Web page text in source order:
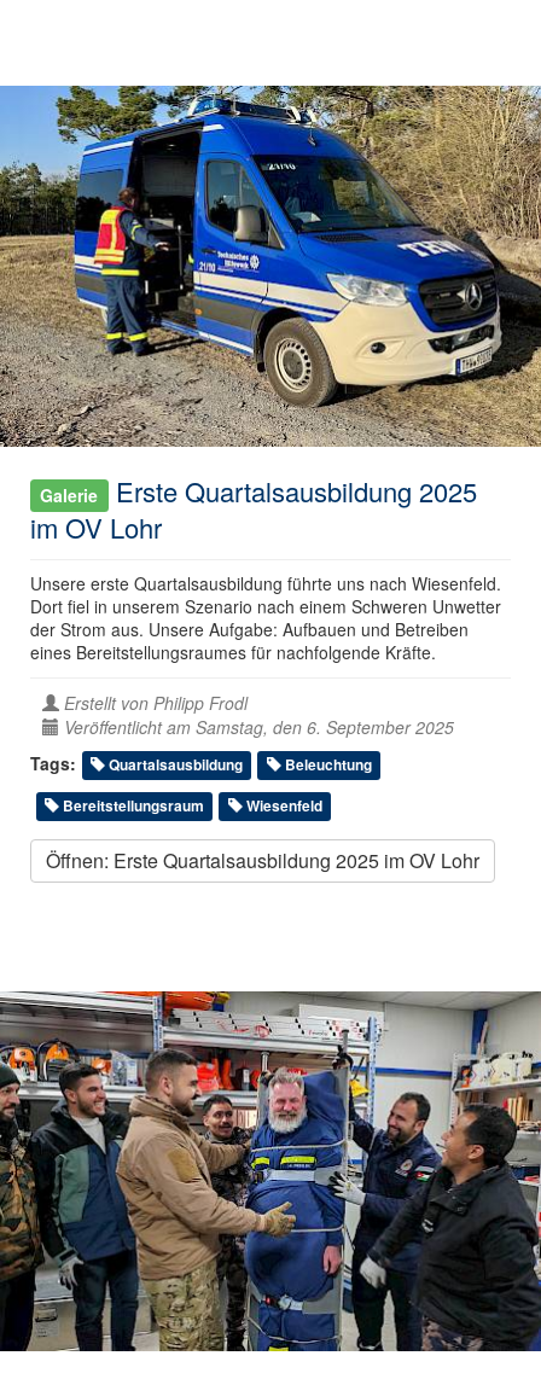
Galerie
Erste Quartalsausbildung 2025
im OV Lohr
Unsere erste Quartalsausbildung führte uns nach Wiesenfeld.
Dort fiel in unserem Szenario nach einem Schweren Unwetter
der Strom aus. Unsere Aufgabe: Aufbauen und Betreiben
eines Bereitstellungsraumes für nachfolgende Kräfte.
Erstellt von Philipp Frodl
Veröffentlicht am Samstag, den 6. September 2025
Tags:
Quartalsausbildung
Beleuchtung
Bereitstellungsraum
Wiesenfeld
Öffnen: Erste Quartalsausbildung 2025 im OV Lohr